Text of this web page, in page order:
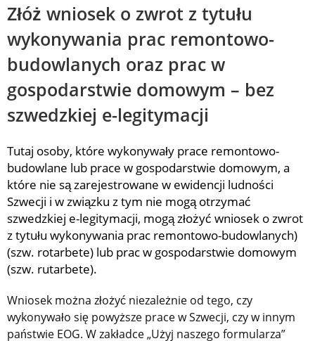
Złóż wniosek o zwrot z tytułu
wykonywania prac remontowo-
budowlanych oraz prac w
gospodarstwie domowym – bez
szwedzkiej e-legitymacji
Tutaj osoby, które wykonywały prace remontowo-
budowlane lub prace w gospodarstwie domowym, a
które nie są zarejestrowane w ewidencji ludności
Szwecji i w związku z tym nie mogą otrzymać
szwedzkiej e-legitymacji, mogą złożyć wniosek o zwrot
z tytułu wykonywania prac remontowo-budowlanych)
(szw. rotarbete) lub prac w gospodarstwie domowym
(szw. rutarbete).
Wniosek można złożyć niezależnie od tego, czy
wykonywało się powyższe prace w Szwecji, czy w innym
państwie EOG. W zakładce „Użyj naszego formularza”